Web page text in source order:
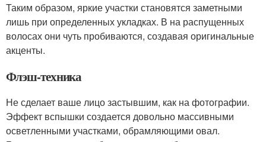
Таким образом, яркие участки становятся заметными
лишь при определенных укладках. В на распущенных
волосах они чуть пробиваются, создавая оригинальные
акценты.
Флэш-техника
Не сделает ваше лицо застывшим, как на фотографии.
Эффект вспышки создается довольно массивными
осветленными участками, обрамляющими овал.